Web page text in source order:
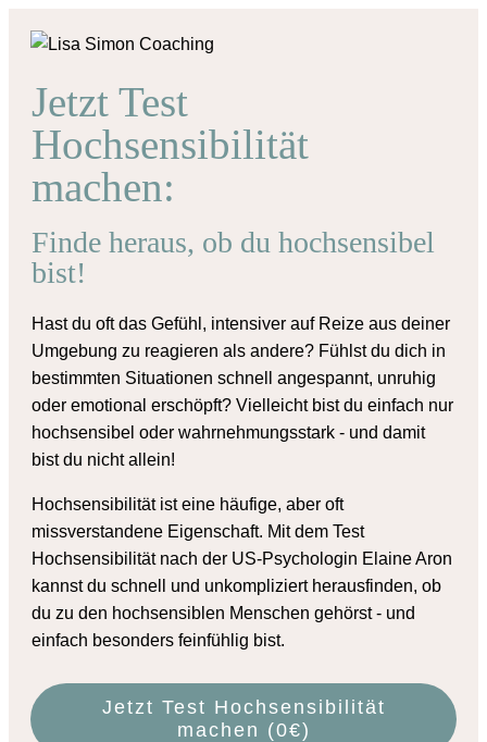
Jetzt Test
Hochsensibilität
machen:
Finde heraus, ob du hochsensibel
bist!
Hast du oft das Gefühl, intensiver auf Reize aus deiner
Umgebung zu reagieren als andere? Fühlst du dich in
bestimmten Situationen schnell angespannt, unruhig
oder emotional erschöpft? Vielleicht bist du einfach nur
hochsensibel oder wahrnehmungsstark - und damit
bist du nicht allein!
Hochsensibilität ist eine häufige, aber oft
missverstandene Eigenschaft. Mit dem Test
Hochsensibilitätnach der US-Psychologin Elaine Aron
kannst du schnell und unkompliziert herausfinden, ob
du zu den hochsensiblen Menschen gehörst - und
einfach besonders feinfühlig bist.
Jetzt Test Hochsensibilität
machen (0€)